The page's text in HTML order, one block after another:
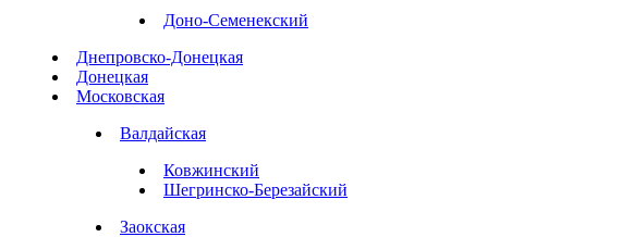
Доно-Семенекский
Днепровско-Донецкая
Донецкая
Московская
Валдайская
Ковжинский
Шегринско-Березайский
Заокская